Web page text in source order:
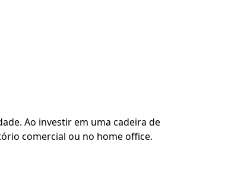
Ao investir em uma cadeira de
comercial ou no home office.